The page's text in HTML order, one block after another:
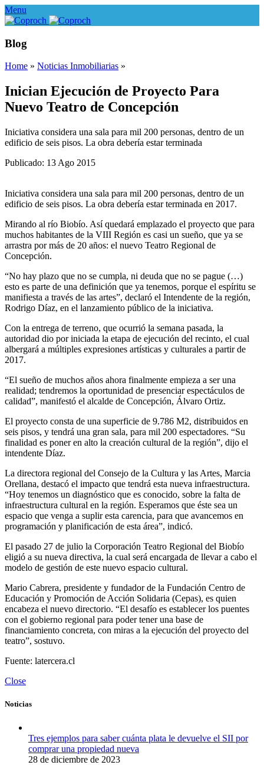
Menu
Blog
Home » Noticias Inmobiliarias »
Inician Ejecución de Proyecto Para
Nuevo Teatro de Concepción
Iniciativa considera una sala para mil 200 personas, dentro de un
edificio de seis pisos. La obra debería estar terminada
Publicado: 13 Ago 2015
Iniciativa considera una sala para mil 200 personas, dentro de un
edificio de seis pisos. La obra debería estar terminada en 2017.
Mirando al río Biobío. Así quedará emplazado el proyecto que para
muchos habitantes de la VIII Región es casi un sueño, que ya se
arrastra por más de 20 años: el nuevo Teatro Regional de
Concepción.
“No hay plazo que no se cumpla, ni deuda que no se pague (…)
esto es parte de una definición que ya tenemos, porque el espíritu se
manifiesta a través de las artes”, declaró el Intendente de la región,
Rodrigo Díaz, en el lanzamiento público de la iniciativa.
Con la entrega de terreno, que ocurrió la semana pasada, la
autoridad dio por iniciada la etapa de ejecución del recinto, el cual
albergará a múltiples expresiones artísticas y culturales a partir de
2017.
“El sueño de muchos años ahora finalmente empieza a ser una
realidad; tendremos la oportunidad de presenciar espectáculos de
calidad”, manifestó el alcalde de Concepción, Álvaro Ortiz.
El proyecto consta de una superficie de 9.786 M2, distribuidos en
seis pisos, y tendrá una gran sala, para mil 200 espectadores. “Su
finalidad es poner en alto la creación cultural de la región”, dijo el
intendente Díaz.
La directora regional del Consejo de la Cultura y las Artes, Marcia
Orellana, destacó el impacto que tendrá esta nueva infraestructura.
“Hoy tenemos un diagnóstico que es conocido, sobre la falta de
infraestructura cultural en la región. Esperamos que éste sea un
espacio que venga a suplir esta carencia, para que avancemos en
programación y planificación de esta área”, indicó.
El pasado 27 de julio la Corporación Teatro Regional del Biobío
eligió a su nueva directiva, la cual será encargada de llevar a cabo el
modelo de gestión de este nuevo espacio cultural.
Mario Cabrera, presidente y fundador de la Fundación Centro de
Educación y Promoción de Acción Solidaria (Cepas), es quien
encabeza el nuevo directorio. “El desafío es establecer los puentes
con el gobierno regional para poder tener una base de
financiamiento concreta, con miras a la ejecución del proyecto del
teatro”, sostuvo.
Fuente: latercera.cl
Close
Noticias
Tres ejemplos para saber cuánta plata le devuelve el SII por
comprar una propiedad nueva
28 de diciembre de 2023